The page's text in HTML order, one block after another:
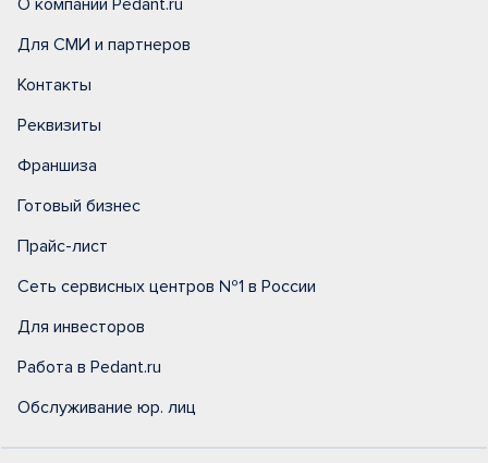
О компании Pedant.ru
Для СМИ и партнеров
Контакты
Реквизиты
Франшиза
Готовый бизнес
Прайс-лист
Сеть сервисных центров №1 в России
Для инвесторов
Работа в Pedant.ru
Обслуживание юр. лиц